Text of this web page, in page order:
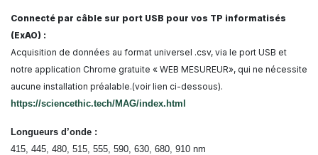
Connecté par câble sur port USB pour vos TP informatisés
(ExAO) :
Acquisition de données au format universel .csv, via le port USB et
notre application Chrome gratuite « WEB MESUREUR», qui ne nécessite
aucune installation préalable.(voir lien ci-dessous).
https://sciencethic.tech/MAG/index.html
Longueurs d’onde :
415, 445, 480, 515, 555, 590, 630, 680, 910 nm